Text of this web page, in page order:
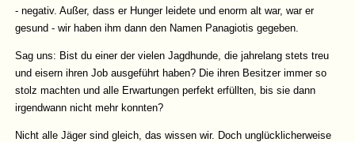
- negativ. Außer, dass er Hunger leidete und enorm alt war, war er
gesund - wir haben ihm dann den Namen Panagiotis gegeben.
Sag uns: Bist du einer der vielen Jagdhunde, die jahrelang stets treu
und eisern ihren Job ausgeführt haben? Die ihren Besitzer immer so
stolz machten und alle Erwartungen perfekt erfüllten, bis sie dann
irgendwann nicht mehr konnten?
Nicht alle Jäger sind gleich, das wissen wir. Doch unglücklicherweise